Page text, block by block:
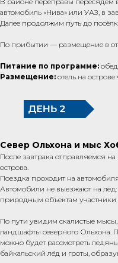
автомобиль «Нива» или УАЗ, в
Далее продолжим путь до
По прибытии — размещение в
Питание по программе:
Размещение: отель на
Север Ольхона и мыс
После завтрака отправляемся
острова.
Поездка проходит на
Автомобили не выезжают на
природным объектам
По пути увидим скалистые
ландшафты северного Ольхона.
можно будет рассмотреть
байкальский лёд и гроты,